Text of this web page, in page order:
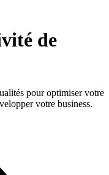
de
pour optimiser votre
votre business.